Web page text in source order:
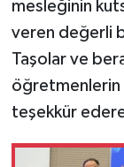
mesleğinin
veren değerli
Taşolar ve
öğretmenlerin
teşekkür